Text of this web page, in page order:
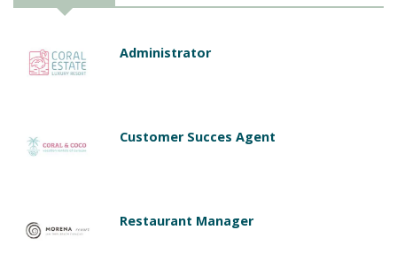
Administrator
Customer Succes Agent
Restaurant Manager